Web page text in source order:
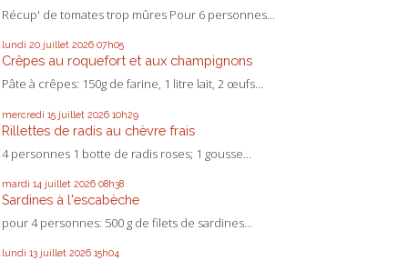
Récup' de tomates trop mûres Pour 6 personnes...
lundi 20 juillet 2026 07h05
Crêpes au roquefort et aux champignons
Pâte à crêpes: 150g de farine, 1 litre lait, 2 œufs...
mercredi 15 juillet 2026 10h29
Rillettes de radis au chèvre frais
4 personnes 1 botte de radis roses; 1 gousse...
mardi 14 juillet 2026 08h38
Sardines à l'escabèche
pour 4 personnes: 500 g de filets de sardines...
lundi 13 juillet 2026 15h04